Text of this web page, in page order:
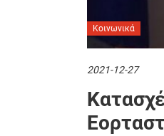
Κοινωνικά
2021-12-27